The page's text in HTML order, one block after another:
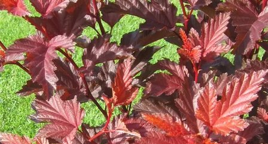
Выберите город
Обратный звонокЗаказать обратный звонок
Каталог
Семена
Грунты
Газонные травы, сидераты